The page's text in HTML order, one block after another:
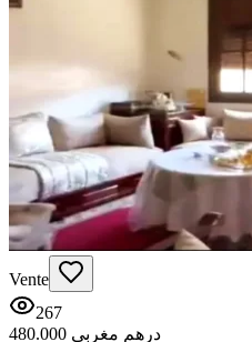
Vente
267
480.000 درهم مغربي